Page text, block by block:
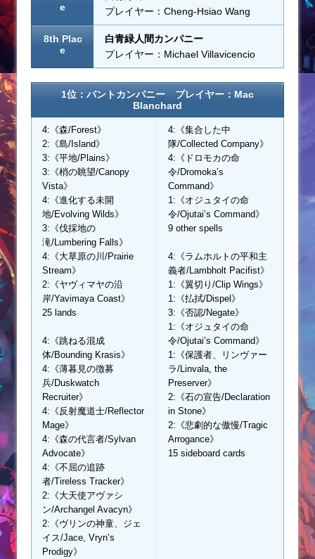
e
プレイヤー：Cheng-Hsiao Wang
8th Plac
e
白青緑人間カンパニー
プレイヤー：Michael Villavicencio
1位：バントカンパニー プレイヤー：Mac
Blanchard
4:《森/Forest》
2:《島/Island》
3:《平地/Plains》
3:《梢の眺望/Canopy
Vista》
4:《進化する未開
地/Evolving Wilds》
3:《伐採地の
滝/Lumbering Falls》
4:《大草原の川/Prairie
Stream》
2:《ヤヴィマヤの沿
岸/Yavimaya Coast》
25 lands
4:《跳ねる混成
体/Bounding Krasis》
4:《薄暮見の徴募
兵/Duskwatch
Recruiter》
4:《反射魔道士/Reflector
Mage》
4:《森の代言者/Sylvan
Advocate》
4:《不屈の追跡
者/Tireless Tracker》
2:《大天使アヴァシ
ン/Archangel Avacyn》
2:《ヴリンの神童、ジェ
イス/Jace, Vryn’s
Prodigy》
4:《集合した中
隊/Collected Company》
4:《ドロモカの命
令/Dromoka’s
Command》
1:《オジュタイの命
令/Ojutai’s Command》
9 other spells
4:《ラムホルトの平和主
義者/Lambholt Pacifist》
1:《翼切り/Clip Wings》
1:《払拭/Dispel》
3:《否認/Negate》
1:《オジュタイの命
令/Ojutai’s Command》
1:《保護者、リンヴァー
ラ/Linvala, the
Preserver》
2:《石の宣告/Declaration
in Stone》
2:《悲劇的な傲慢/Tragic
Arrogance》
15 sideboard cards